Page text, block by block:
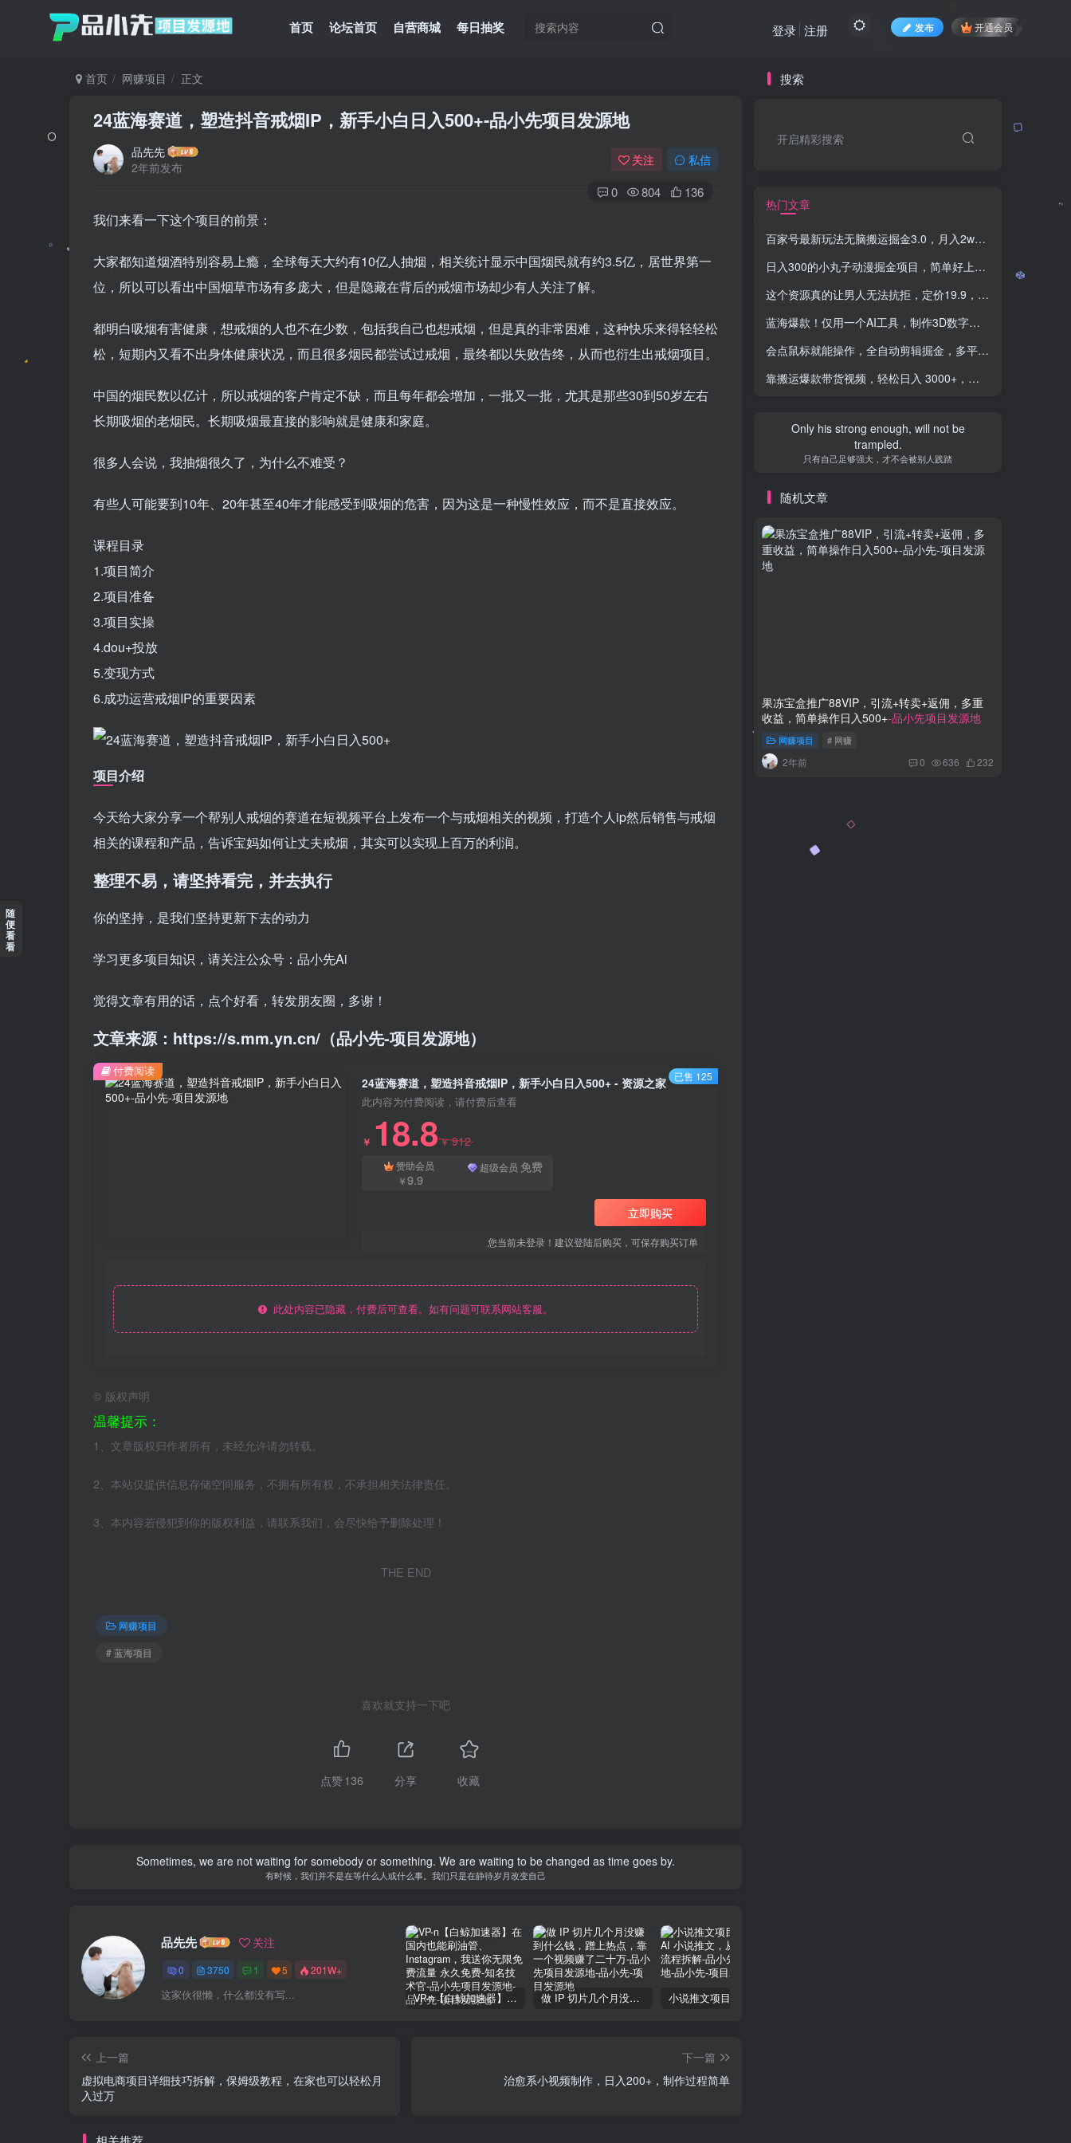
首页 论坛首页 自营商城 每日抽奖 发布 开通会员
登录 注册
首页 网赚项目 正文
24蓝海赛道，塑造抖音戒烟IP，新手小白日入500+-品小先项目发源地
品先先
2年前发布
关注 私信
0 804 136
我们来看一下这个项目的前景：
大家都知道烟酒特别容易上瘾，全球每天大约有10亿人抽烟，相关统计显示中国烟民就有约3.5亿，居世界第一
位，所以可以看出中国烟草市场有多庞大，但是隐藏在背后的戒烟市场却少有人关注了解。
都明白吸烟有害健康，想戒烟的人也不在少数，包括我自己也想戒烟，但是真的非常困难，这种快乐来得轻轻松
松，短期内又看不出身体健康状况，而且很多烟民都尝试过戒烟，最终都以失败告终，从而也衍生出戒烟项目。
中国的烟民数以亿计，所以戒烟的客户肯定不缺，而且每年都会增加，一批又一批，尤其是那些30到50岁左右
长期吸烟的老烟民。长期吸烟最直接的影响就是健康和家庭。
很多人会说，我抽烟很久了，为什么不难受？
有些人可能要到10年、20年甚至40年才能感受到吸烟的危害，因为这是一种慢性效应，而不是直接效应。
课程目录
1.项目简介
2.项目准备
3.项目实操
4.dou+投放
5.变现方式
6.成功运营戒烟IP的重要因素
项目介绍
今天给大家分享一个帮别人戒烟的赛道在短视频平台上发布一个与戒烟相关的视频，打造个人ip然后销售与戒烟
相关的课程和产品，告诉宝妈如何让丈夫戒烟，其实可以实现上百万的利润。
整理不易，请坚持看完，并去执行
你的坚持，是我们坚持更新下去的动力
学习更多项目知识，请关注公众号：品小先Ai
觉得文章有用的话，点个好看，转发朋友圈，多谢！
文章来源：https://s.mm.yn.cn/（品小先-项目发源地）
24蓝海赛道，塑造抖音戒烟IP，新手小白日入500+ - 资源之家
此内容为付费阅读，请付费后查看
￥ 18.8￥912
赞助会员
￥9.9
超级会员 免费
立即购买
您当前未登录！建议登陆后购买，可保存购买订单
此处内容已隐藏，付费后可查看。如有问题可联系网站客服。
付费阅读 已售 125
© 版权声明
温馨提示：
1、文章版权归作者所有，未经允许请勿转载。
2、本站仅提供信息存储空间服务，不拥有所有权，不承担相关法律责任。
3、本内容若侵犯到你的版权利益，请联系我们，会尽快给予删除处理！
THE END
网赚项目
# 蓝海项目
喜欢就支持一下吧
点赞136 分享 收藏
Sometimes, we are not waiting for somebody or something. We are waiting to be changed as time goes by.
有时候，我们并不是在等什么人或什么事。我们只是在静待岁月改变自己
品先先 关注
0 3750 1 5 201W+
这家伙很懒，什么都没有写... VP-n【白鲸加速器】在国内也能刷油管、Instagram，我送你无限免费流量 永久免费-知名技术官-品小先项目发源地 做 IP 切片几个月没赚到什么钱，蹭上热点，靠一个视频赚了二十万-品小先项目发源地
上一篇
虚拟电商项目详细技巧拆解，保姆级教程，在家也可以轻松月
入过万
下一篇
治愈系小视频制作，日入200+，制作过程简单
搜索
开启精彩搜索
热门文章
百家号最新玩法无脑搬运掘金3.0，月入2w，小白轻松上手
日入300的小丸子动漫掘金项目，简单好上手，适合所有朋友操作！
这个资源真的让男人无法抗拒，定价19.9，一天狂出50单，导航语音包变现玩法详细拆解
蓝海爆款！仅用一个AI工具，制作3D数字人解说古诗词，开启流量密码
会点鼠标就能操作，全自动剪辑掘金，多平台一键分发日入1000+，百分百过原创，3分钟一个作品
靠搬运爆款带货视频，轻松日入 3000+，终极 3.0 玩法，保姆式教学，简单三步，小白即可实现稳定出单
Only his strong enough, will not be
trampled.
只有自己足够强大，才不会被别人践踏
随机文章
果冻宝盒推广88VIP，引流+转卖+返佣，多重
收益，简单操作日入500+-品小先项目发源地
网赚项目 # 网赚
2年前 0 636 232
随
便
看
看